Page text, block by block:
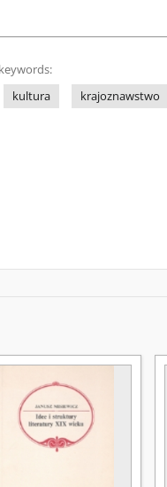
kultura krajoznawstwo